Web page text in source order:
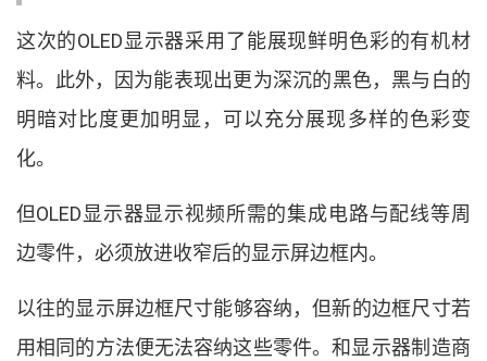
这次的OLED显示器采用了能展现鲜明色彩的有机材
料。 此外， 因为能表现出更为深沉的黑色， 黑与白的
明暗对比度更加明显 ， 可以充分展现多样的色彩变
化。
但OLED显示器显示视频所需的集成电路与配线等周
边零件， 必须放进收窄后的显示屏边框内。
以往的显示屏边框尺寸能够容纳， 但新的边框尺寸若
用相同的方法便无法容纳这些零件。 和显示器制造商